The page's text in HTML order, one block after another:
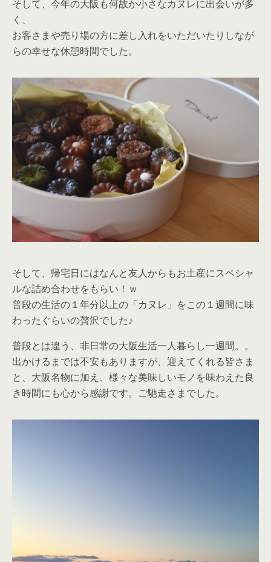
そして、今年の大阪も何故か小さなカヌレに出会いが多
く、
お客さまや売り場の方に差し入れをいただいたりしなが
らの幸せな休憩時間でした。
そして、帰宅日にはなんと友人からもお土産にスペシャ
ルな詰め合わせをもらい！ｗ
普段の生活の１年分以上の「カヌレ」をこの１週間に味
わったぐらいの贅沢でした♪
普段とは違う、非日常の大阪生活一人暮らし一週間。。
出かけるまでは不安もありますが、迎えてくれる皆さま
と、大阪名物に加え、様々な美味しいモノを味わえた良
き時間にも心から感謝です。ご馳走さまでした。